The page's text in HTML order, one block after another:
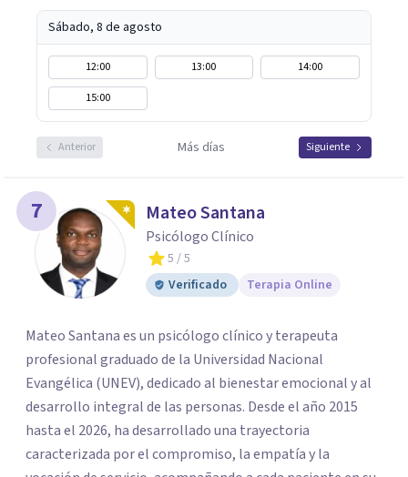
Sábado, 8 de agosto
12:00 13:00
14:00
15:00
Anterior Más días Siguiente
7 Mateo Santana
Psicólogo Clínico
5 / 5
Verificado
Terapia Online
Mateo Santana es un psicólogo clínico y terapeuta
profesional graduado de la Universidad Nacional
Evangélica (UNEV), dedicado al bienestar emocional y al
desarrollo integral de las personas. Desde el año 2015
hasta el 2026, ha desarrollado una trayectoria
caracterizada por el compromiso, la empatía y la